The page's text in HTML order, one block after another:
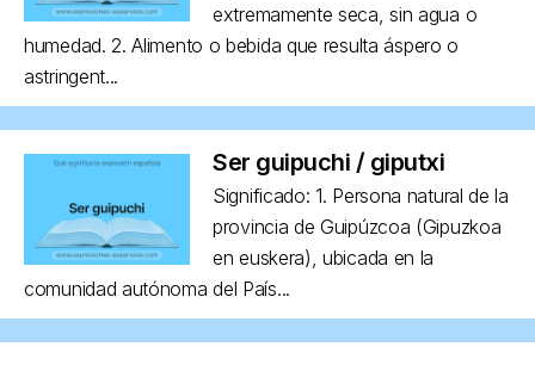
extremamente seca, sin agua o
humedad. 2. Alimento o bebida que resulta áspero o
astringent...
Ser guipuchi / giputxi
Significado: 1. Persona natural de la
provincia de Guipúzcoa (Gipuzkoa
en euskera), ubicada en la
comunidad autónoma del País...